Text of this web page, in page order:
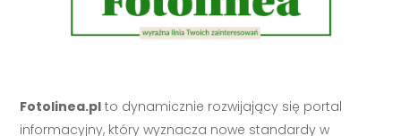
Fotolinea.pl to dynamicznie rozwijający się portal
informacyjny, który wyznacza nowe standardy w